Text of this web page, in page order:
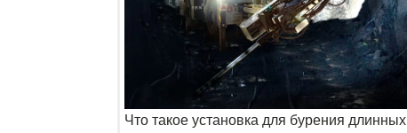
Что такое установка для бурения длинных